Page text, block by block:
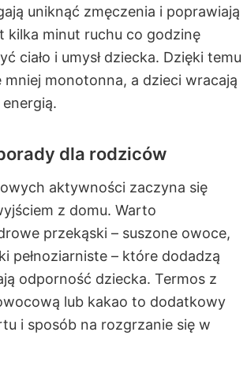
uniknąć zmęczenia i poprawiają
kilka minut ruchu co godzinę
ciało i umysł dziecka. Dzięki temu
mniej monotonna, a dzieci wracają
dla rodziców
aktywności zaczyna się
z domu. Warto
przekąski – suszone owoce,
pełnoziarniste – które dodadzą
odporność dziecka. Termos z
lub kakao to dodatkowy
i sposób na rozgrzanie się w